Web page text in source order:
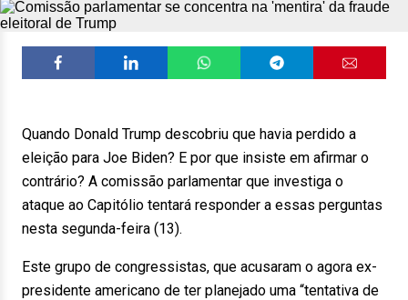
Quando Donald Trump descobriu que havia perdido a
eleição para Joe Biden? E por que insiste em afirmar o
contrário? A comissão parlamentar que investiga o
ataque ao Capitólio tentará responder a essas perguntas
nesta segunda-feira (13).
Este grupo de congressistas, que acusaram o agora ex-
presidente americano de ter planejado uma “tentativa de